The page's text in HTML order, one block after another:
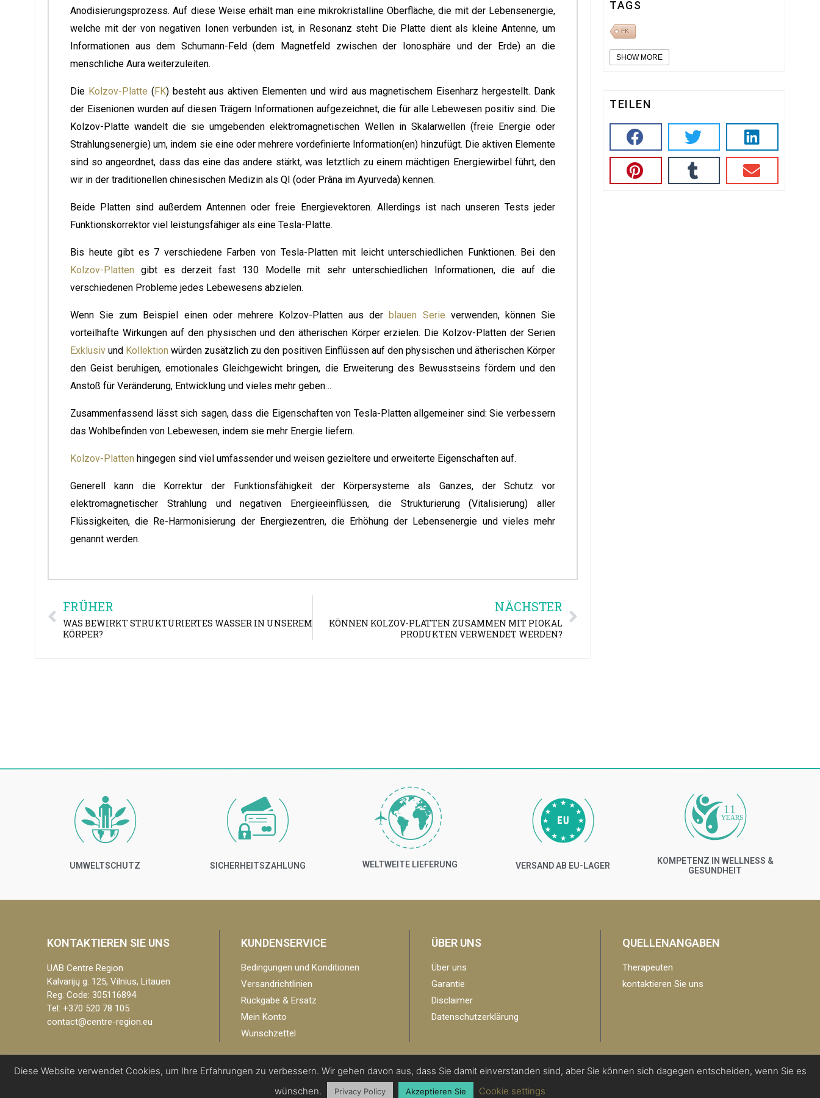
Anodisierungsprozess. Auf diese Weise erhält man eine mikrokristalline Oberfläche, die mit der Lebensenergie,
welche mit der von negativen Ionen verbunden ist, in Resonanz steht Die Platte dient als kleine Antenne, um
Informationen aus dem Schumann-Feld (dem Magnetfeld zwischen der Ionosphäre und der Erde) an die
menschliche Aura weiterzuleiten.
Die Kolzov-Platte ( FK) besteht aus aktiven Elementen und wird aus magnetischem Eisenharz hergestellt. Dank
der Eisenionen wurden auf diesen Trägern Informationen aufgezeichnet, die für alle Lebewesen positiv sind. Die
Kolzov-Platte wandelt die sie umgebenden elektromagnetischen Wellen in Skalarwellen (freie Energie oder
Strahlungsenergie) um, indem sie eine oder mehrere vordefinierte Information(en) hinzufügt. Die aktiven Elemente
sind so angeordnet, dass das eine das andere stärkt, was letztlich zu einem mächtigen Energiewirbel führt, den
wir in der traditionellen chinesischen Medizin als QI (oder Prâna im Ayurveda) kennen.
Beide Platten sind außerdem Antennen oder freie Energievektoren. Allerdings ist nach unseren Tests jeder
Funktionskorrektor viel leistungsfähiger als eine Tesla-Platte.
Bis heute gibt es 7 verschiedene Farben von Tesla-Platten mit leicht unterschiedlichen Funktionen. Bei den
Kolzov-Platten gibt es derzeit fast 130 Modelle mit sehr unterschiedlichen Informationen, die auf die
verschiedenen Probleme jedes Lebewesens abzielen.
Wenn Sie zum Beispiel einen oder mehrere Kolzov-Platten aus der blauen Serie verwenden, können Sie
vorteilhafte Wirkungen auf den physischen und den ätherischen Körper erzielen. Die Kolzov-Platten der Serien
Exklusiv und Kollektion würden zusätzlich zu den positiven Einflüssen auf den physischen und ätherischen Körper
den Geist beruhigen, emotionales Gleichgewicht bringen, die Erweiterung des Bewusstseins fördern und den
Anstoß für Veränderung, Entwicklung und vieles mehr geben…
Zusammenfassend lässt sich sagen, dass die Eigenschaften von Tesla-Platten allgemeiner sind: Sie verbessern
das Wohlbefinden von Lebewesen, indem sie mehr Energie liefern.
Kolzov-Platten hingegen sind viel umfassender und weisen gezieltere und erweiterte Eigenschaften auf.
Generell kann die Korrektur der Funktionsfähigkeit der Körpersysteme als Ganzes, der Schutz vor
elektromagnetischer Strahlung und negativen Energieeinflüssen, die Strukturierung (Vitalisierung) aller
Flüssigkeiten, die Re-Harmonisierung der Energiezentren, die Erhöhung der Lebensenergie und vieles mehr
genannt werden.
FRÜHER
WAS BEWIRKT STRUKTURIERTES WASSER IN UNSEREM
KÖRPER?
NÄCHSTER
KÖNNEN KOLZOV-PLATTEN ZUSAMMEN MIT PIOKAL
PRODUKTEN VERWENDET WERDEN?
TAGS
FK
SHOW MORE
TEILEN
UMWELTSCHUTZ SICHERHEITSZAHLUNG WELTWEITE LIEFERUNG VERSAND AB EU-LAGER
11
YEARS
KOMPETENZ IN WELLNESS &
GESUNDHEIT
KONTAKTIEREN SIE UNS
UAB Centre Region
Kalvarijų g. 125, Vilnius, Litauen
Reg. Code: 305116894
Tel: +370 520 78 105
contact@centre-region.eu
KUNDENSERVICE
Bedingungen und Konditionen
Versandrichtlinien
Rückgabe & Ersatz
Mein Konto
Wunschzettel
ÜBER UNS
Über uns
Garantie
Disclaimer
Datenschutzerklärung
QUELLENANGABEN
Therapeuten
kontaktieren Sie uns
Copyright 2019 | All Rights Reserved -Centre Region EU
Diese Website verwendet Cookies, um Ihre Erfahrungen zu verbessern. Wir gehen davon aus, dass Sie damit einverstanden sind, aber Sie können sich dagegen entscheiden, wenn Sie es
wünschen.
Privacy Policy Akzeptieren Sie Cookie settings